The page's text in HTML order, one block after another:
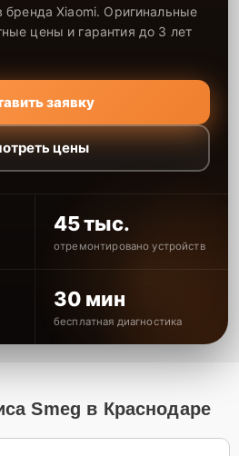
бренда Xiaomi. Оригинальные
цены и гарантия до 3 лет
заявку
цены
45 тыс.
отремонтировано устройств
30 мин
бесплатная диагностика
Smeg в Краснодаре